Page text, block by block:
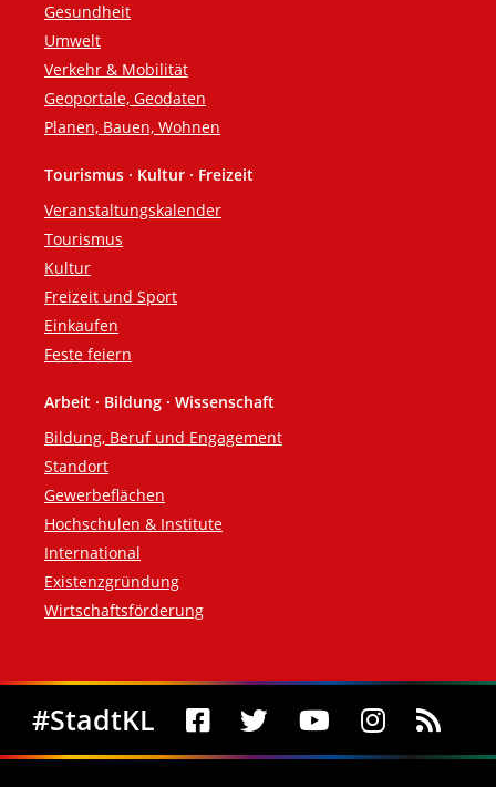
Gesundheit
Umwelt
Verkehr & Mobilität
Geoportale, Geodaten
Planen, Bauen, Wohnen
Tourismus · Kultur · Freizeit
Veranstaltungskalender
Tourismus
Kultur
Freizeit und Sport
Einkaufen
Feste feiern
Arbeit · Bildung · Wissenschaft
Bildung, Beruf und Engagement
Standort
Gewerbeflächen
Hochschulen & Institute
International
Existenzgründung
Wirtschaftsförderung
Social Media
#StadtKL